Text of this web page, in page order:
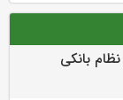
بانکی